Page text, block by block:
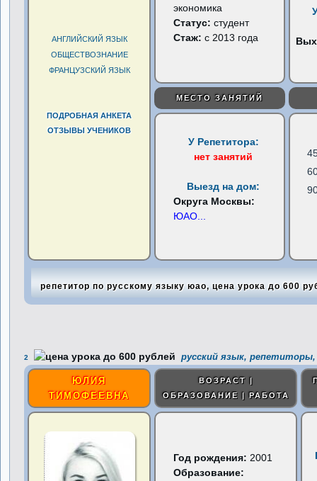
АНГЛИЙСКИЙ ЯЗЫК
ОБЩЕСТВОЗНАНИЕ
ФРАНЦУЗСКИЙ ЯЗЫК
ПОДРОБНАЯ АНКЕТА
ОТЗЫВЫ УЧЕНИКОВ
экономика
Статус:студент
Стаж: с 2013 года
МЕСТО ЗАНЯТИЙ
У Репетитора:
нет занятий
Выезд на дом:
Округа Москвы:
ЮАО
репетитор по русскому языку юао, цена урока до 600
2 русский язык,
ЮЛИЯ
ТИМОФЕЕВНА
ВОЗРАСТ |
ОБРАЗОВАНИЕ | РАБОТА
Год рождения: 2001
Образование: